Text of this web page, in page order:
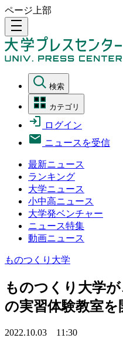
ページ上部
density_medium
検索
カテゴリ
ログイン
ニュースを受信
最新ニュース
ランキング
大学ニュース
小中高ニュース
大学発ベンチャー
ニュース特集
動画ニュース
ものつくり大学
ものつくり大学
の実習体験教室を
2022.10.03 11:30